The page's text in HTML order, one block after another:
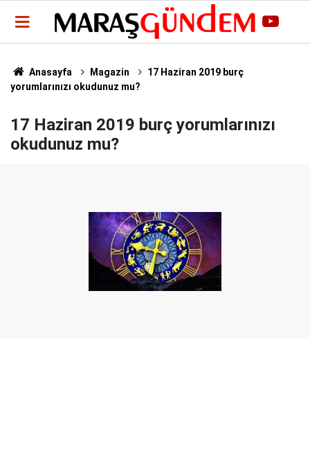
Anasayfa Magazin
17 Haziran 2019 burç
yorumlarınızı okudunuz mu?
17 Haziran 2019 burç yorumlarınızı
okudunuz mu?